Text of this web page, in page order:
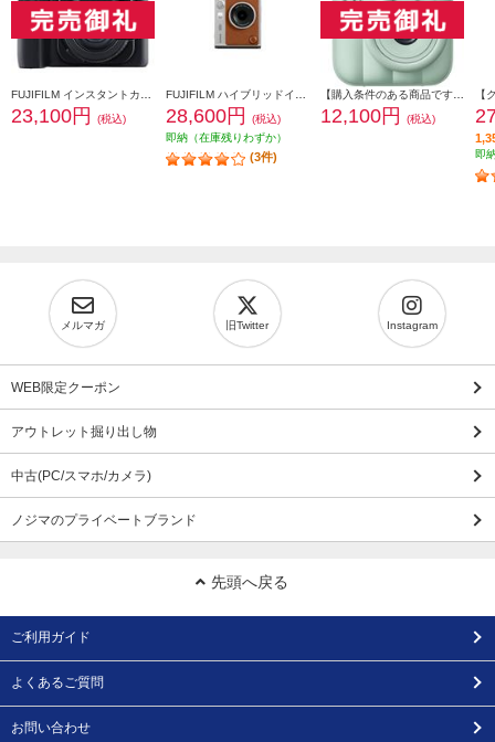
23,100円 (税込) 28,600円
(税込)
即納（在庫残りわずか）
(3件)
12,100円 (税込)
即
メルマガ 旧Twitter Instagram
WEB限定クーポン
アウトレット掘り出し物
中古(PC/スマホ/カメラ)
ノジマのプライベートブランド
先頭へ戻る
ご利用ガイド
よくあるご質問
お問い合わせ